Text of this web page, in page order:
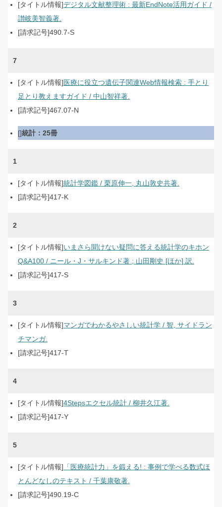
デジタル文献整理術 : 最新EndNote活用ガイド /
讃岐美智義著.
490.7-S
7
医療に役立つ遺伝子関連Web情報検索 : 手とり
足とり教えますガイド / 中山智祥著.
467.07-N
統計：25冊
1
統計学図鑑 / 栗原伸一, 丸山敦史共著.
417-K
2
いまさら聞けない疑問に答える統計学のキホン
Q&A100 / ニール・J・サルキンド著 ; 山田剛史 [ほか] 訳.
417-S
3
マンガでわかるやさしい統計学 / 智, サイドラン
チマンガ.
417-T
4
4Stepsエクセル統計 / 柳井久江著.
417-Y
5
「医療統計力」を鍛える! : 事例で学べる数式ほ
とんどなしのテキスト / 千葉康敬著.
490.19-C